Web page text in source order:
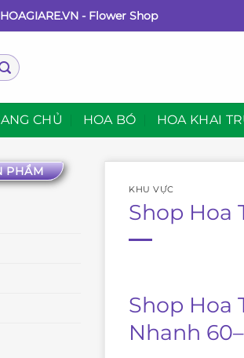
- Flower Shop
CHỦ HOA BÓ HOA KHAI
PHẨM
KHU VỰC
Shop Hoa
Shop Hoa
Nhanh